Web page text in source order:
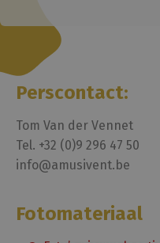
Perscontact:
Tom Van der Vennet
Tel. +32 (0)9 296 47 50
info@amusivent.be
Fotomateriaal